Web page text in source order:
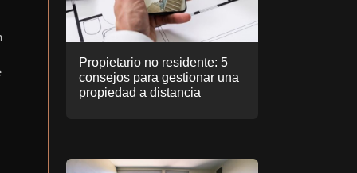
Propietario no residente: 5
consejos para gestionar una
propiedad a distancia